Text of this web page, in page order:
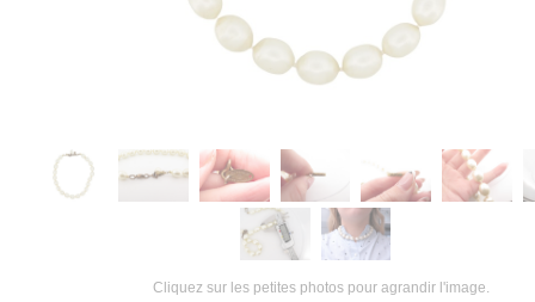
Cliquez sur les petites photos pour agrandir l'image.